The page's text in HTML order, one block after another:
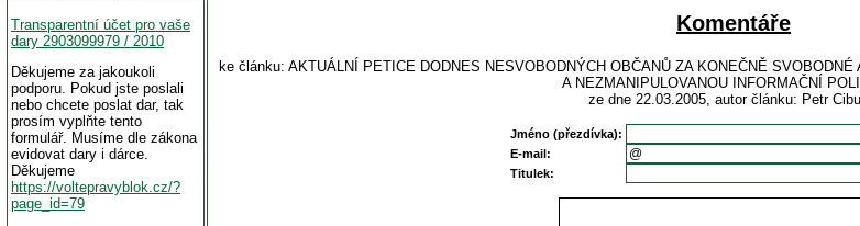
Transparentní účet pro vaše
dary 2903099979 / 2010
Děkujeme za jakoukoli
podporu. Pokud jste poslali
nebo chcete poslat dar, tak
prosím vyplňte tento
formulář. Musíme dle zákona
evidovat dary i dárce.
Děkujeme
https://voltepravyblok.cz/?
page_id=79
Komentáře
ke článku: AKTUÁLNÍ PETICE DODNES NESVOBODNÝCH OBČANŮ ZA KONEČNĚ
A NEZMANIPULOVANOU INFORMAČNÍ
ze dne 22.03.2005, autor článku: Petr
Jméno (přezdívka):
E-mail:
Titulek: